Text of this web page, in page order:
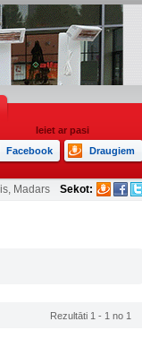
Ieiet ar pasi
Facebook
Draugiem
Madars Sekot:
Rezultāti 1 - 1 no 1